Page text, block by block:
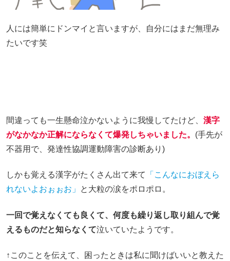
人には簡単にドンマイと言いますが、自分にはまだ無理み
たいです笑
間違っても一生懸命泣かないように我慢してたけど、 漢字
がなかなか正解にならなくて爆発しちゃいました。 (手先が
不器用で、発達性協調運動障害の診断あり)
しかも覚える漢字がたくさん出て来て
「こんなにおぼえら
れないよおぉぉお」
と大粒の涙をポロポロ。
一回で覚えなくても良くて、何度も繰り返し取り組んで覚
えるものだと知らなくて泣いていたようです。
↑このことを伝えて、困ったときは私に聞けばいいと教えた